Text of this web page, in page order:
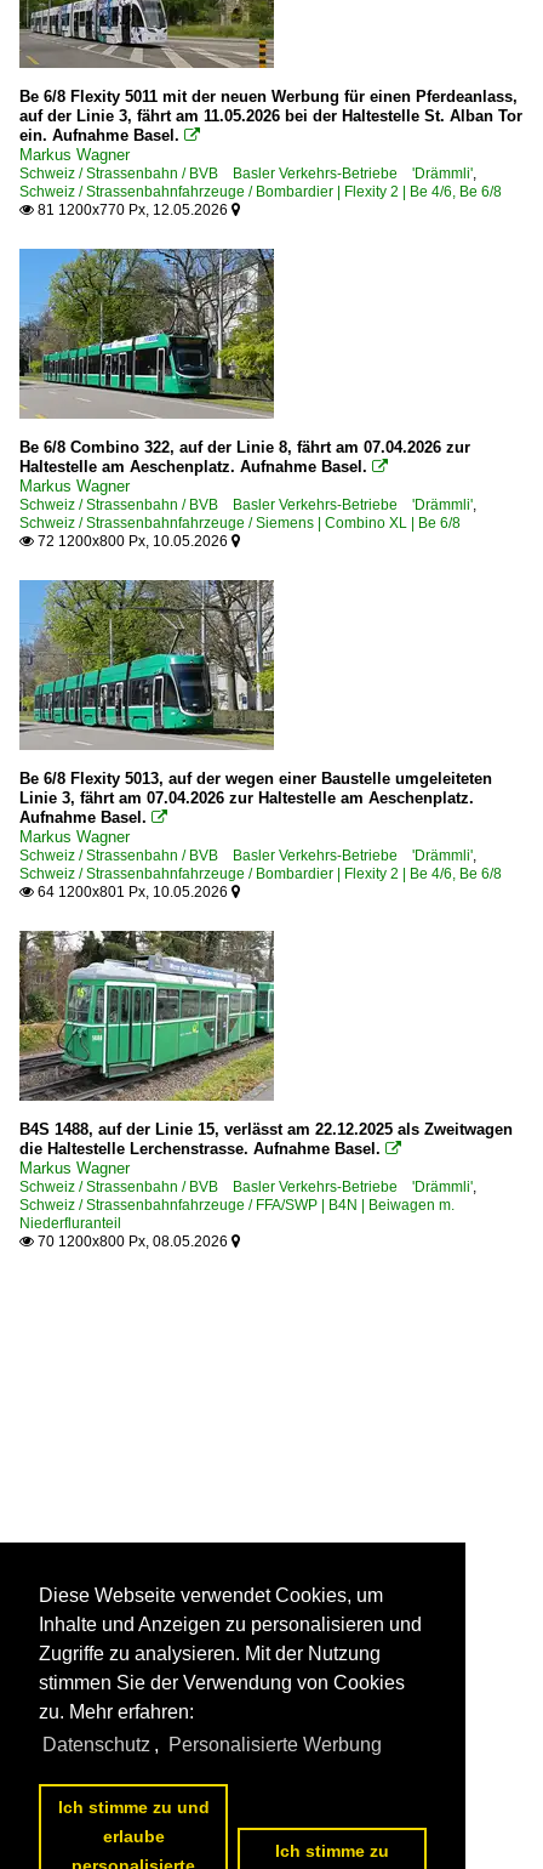
Be 6/8 Flexity 5011 mit der neuen Werbung für einen Pferdeanlass,
auf der Linie 3, fährt am 11.05.2026 bei der Haltestelle St. Alban Tor
ein. Aufnahme Basel. 
Markus Wagner
Schweiz / Strassenbahn / BVB Basler Verkehrs-Betriebe 'Drämmli',
Schweiz / Strassenbahnfahrzeuge / Bombardier | Flexity 2 | Be 4/6, Be 6/8
 81 1200x770 Px, 12.05.2026 
Be 6/8 Combino 322, auf der Linie 8, fährt am 07.04.2026 zur
Haltestelle am Aeschenplatz. Aufnahme Basel. 
Markus Wagner
Schweiz / Strassenbahn / BVB Basler Verkehrs-Betriebe 'Drämmli',
Schweiz / Strassenbahnfahrzeuge / Siemens | Combino XL | Be 6/8
 72 1200x800 Px, 10.05.2026 
Be 6/8 Flexity 5013, auf der wegen einer Baustelle umgeleiteten
Linie 3, fährt am 07.04.2026 zur Haltestelle am Aeschenplatz.
Aufnahme Basel. 
Markus Wagner
Schweiz / Strassenbahn / BVB Basler Verkehrs-Betriebe 'Drämmli',
Schweiz / Strassenbahnfahrzeuge / Bombardier | Flexity 2 | Be 4/6, Be 6/8
 64 1200x801 Px, 10.05.2026 
B4S 1488, auf der Linie 15, verlässt am 22.12.2025 als Zweitwagen
die Haltestelle Lerchenstrasse. Aufnahme Basel. 
Markus Wagner
Schweiz / Strassenbahn / BVB Basler Verkehrs-Betriebe 'Drämmli',
Schweiz / Strassenbahnfahrzeuge / FFA/SWP | B4N | Beiwagen m.
Niederfluranteil
 70 1200x800 Px, 08.05.2026 
Diese Webseite verwendet Cookies, um
Inhalte und Anzeigen zu personalisieren und
Zugriffe zu analysieren. Mit der Nutzung
stimmen Sie der Verwendung von Cookies
zu. Mehr erfahren:
Datenschutz , Personalisierte Werbung
Ich stimme zu und
erlaube
Ich stimme zu